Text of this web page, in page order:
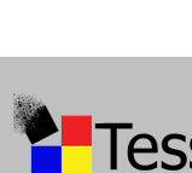
Barre —
Flexible —
Matière —